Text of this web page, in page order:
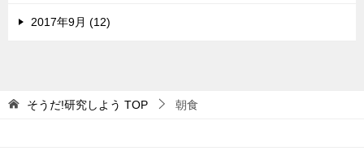
2017年9月 (12)
そうだ!研究しよう TOP 朝食